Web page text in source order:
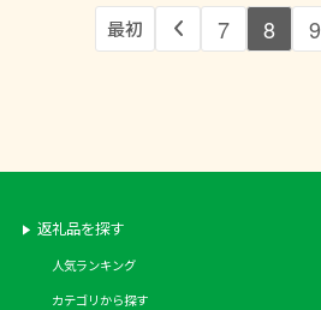
最初 7 8 9
返礼品を探す
人気ランキング
カテゴリから探す